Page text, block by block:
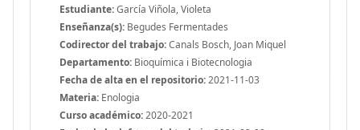
Estudiante:García Viñola, Violeta
Enseñanza(s): Begudes Fermentades
Codirector del trabajo:Canals Bosch, Joan Miquel
Departamento: Bioquímica i Biotecnologia
Fecha de alta en el repositorio:2021-11-03
Materia: Enologia
Curso académico:2020-2021